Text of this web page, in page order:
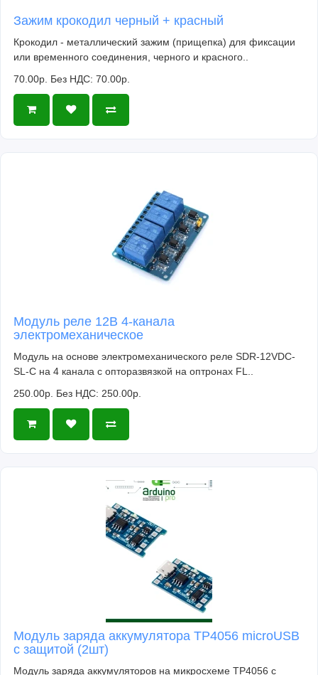
Зажим крокодил черный + красный
Крокодил - металлический зажим (прищепка) для фиксации
или временного соединения, черного и красного..
70.00р. Без НДС: 70.00р.
Модуль реле 12В 4-канала
электромеханическое
Модуль на основе электромеханического реле SDR-12VDC-
SL-C на 4 канала с опторазвязкой на оптронах FL..
250.00р. Без НДС: 250.00р.
Модуль заряда аккумулятора TP4056 microUSB
с защитой (2шт)
Модуль заряда аккумуляторов на микросхеме TP4056 с